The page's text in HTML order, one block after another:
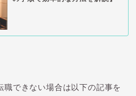
職できない場合は以下の記事を